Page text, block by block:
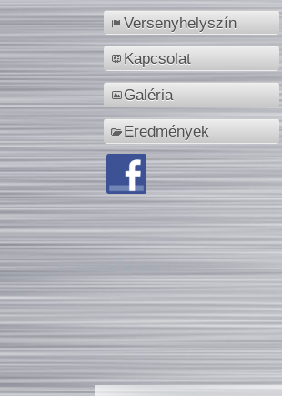
Versenyhelyszín
Kapcsolat
Galéria
Eredmények